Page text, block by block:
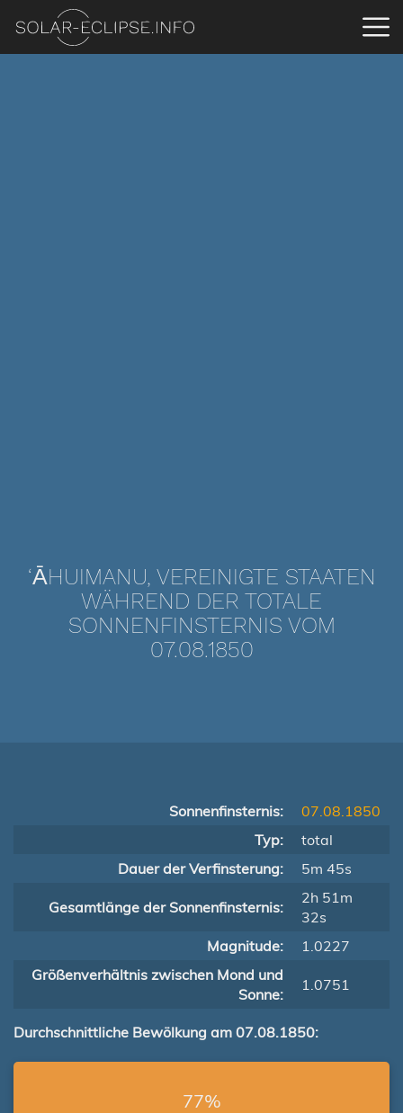
‘ĀHUIMANU, VEREINIGTE STAATEN
WÄHREND DER TOTALE
SONNENFINSTERNIS VOM
07.08.1850
Sonnenfinsternis:
07.08.1850
Typ:
total
Dauer der Verfinsterung:
5m 45s
Gesamtlänge der Sonnenfinsternis:
2h 51m
32s
Magnitude:
1.0227
Größenverhältnis zwischen Mond und
Sonne:
1.0751
Durchschnittliche Bewölkung am 07.08.1850:
77%